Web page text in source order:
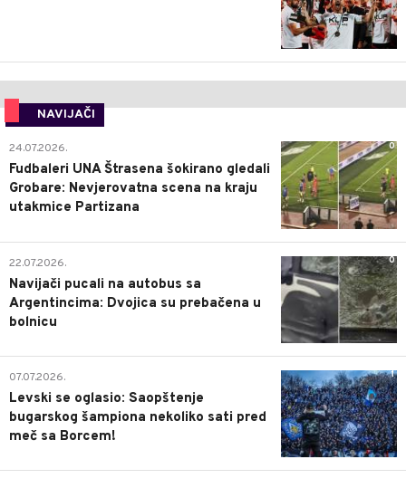
NAVIJAČI
0
24.07.2026.
Fudbaleri UNA Štrasena šokirano gledali
Grobare: Nevjerovatna scena na kraju
utakmice Partizana
0
22.07.2026.
Navijači pucali na autobus sa
Argentincima: Dvojica su prebačena u
bolnicu
1
07.07.2026.
Levski se oglasio: Saopštenje
bugarskog šampiona nekoliko sati pred
meč sa Borcem!